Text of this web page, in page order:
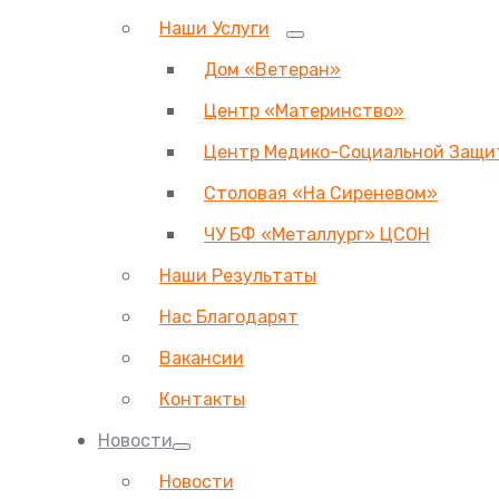
Наши Услуги
Дом «Ветеран»
Центр «Материнство»
Центр Медико-Социальной
Столовая «На Сиреневом»
ЧУ БФ «Металлург» ЦСОН
Наши Результаты
Нас Благодарят
Вакансии
Контакты
Новости
Новости